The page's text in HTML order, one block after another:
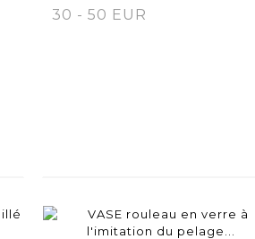
30 - 50 EUR